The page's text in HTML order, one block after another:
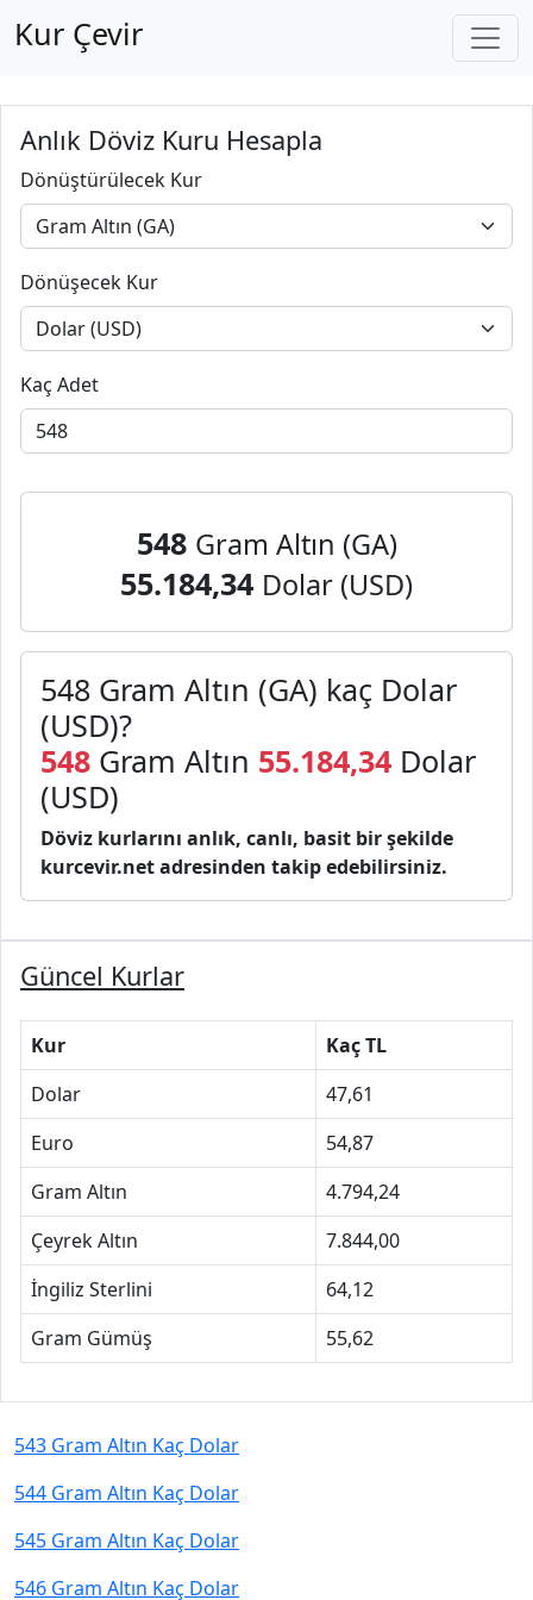
Kur Çevir
Anlık Döviz Kuru Hesapla
Dönüştürülecek Kur
Dönüşecek Kur
Kaç Adet
548 Gram Altın (GA)
55.184,34 Dolar (USD)
548 Gram Altın (GA) kaç Dolar
(USD)?
548 Gram Altın 55.184,34 Dolar
(USD)
Döviz kurlarını anlık, canlı, basit bir şekilde
kurcevir.net adresinden takip edebilirsiniz.
Güncel Kurlar
Kur
Kaç TL
Dolar
47,61
Euro
54,87
Gram Altın
4.794,24
Çeyrek Altın
7.844,00
İngiliz Sterlini
64,12
Gram Gümüş
55,62
543 Gram Altın Kaç Dolar
544 Gram Altın Kaç Dolar
545 Gram Altın Kaç Dolar
546 Gram Altın Kaç Dolar